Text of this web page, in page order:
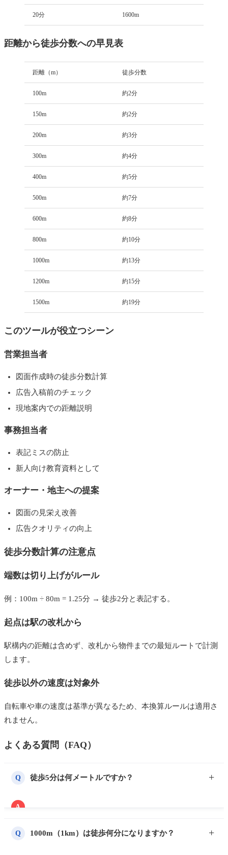
20分 1600m
距離から徒歩分数への早見表
距離（m） 徒歩分数
100m 約2分
150m 約2分
200m 約3分
300m 約4分
400m 約5分
500m 約7分
600m 約8分
800m 約10分
1000m 約13分
1200m 約15分
1500m 約19分
このツールが役立つシーン
営業担当者
図面作成時の徒歩分数計算
広告入稿前のチェック
現地案内での距離説明
事務担当者
表記ミスの防止
新人向け教育資料として
オーナー・地主への提案
図面の見栄え改善
広告クオリティの向上
徒歩分数計算の注意点
端数は切り上げがルール
例：100m ÷ 80m = 1.25分 → 徒歩2分と表記する。
起点は駅の改札から
駅構内の距離は含めず、改札から物件までの最短ルートで計測
します。
徒歩以外の速度は対象外
自転車や車の速度は基準が異なるため、本換算ルールは適用さ
れません。
よくある質問（FAQ）
Q 徒歩5分は何メートルですか？
A
80m」を元に計算しています。
Q 1000m（1km）は徒歩何分になりますか？